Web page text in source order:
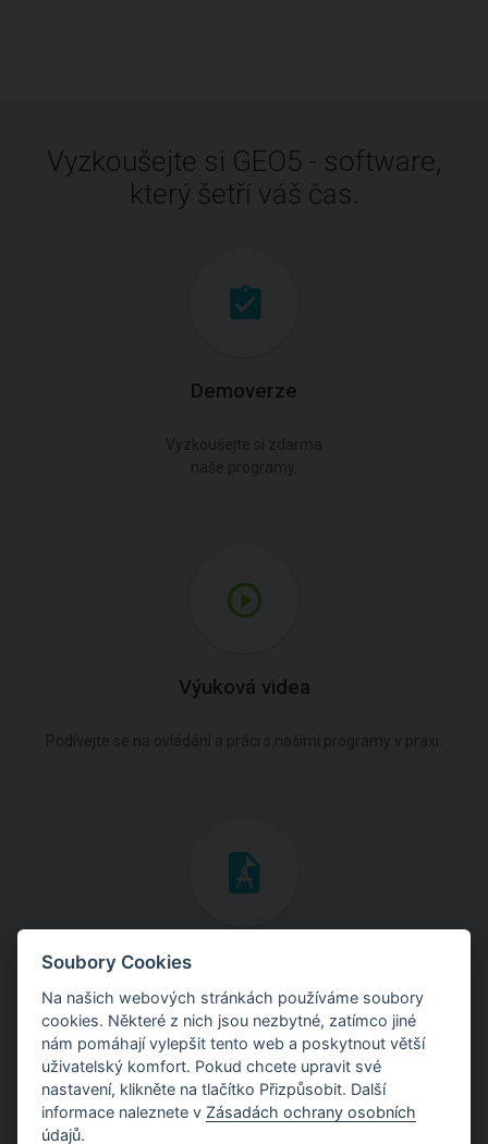
Vyzkoušejte si GEO5 - software,
který šetří váš čas.
Demoverze
Výuková videa
Inženýrské manuály
Stáhněte si manuály s teoretickými i praktickými ukázkami
použití programů.
Soubory Cookies
Na našich webových stránkách používáme soubory
cookies. Některé z nich jsou nezbytné, zatímco jiné
nám pomáhají vylepšit tento web a poskytnout větší
uživatelský komfort. Pokud chcete upravit své
nastavení, klikněte na tlačítko Přizpůsobit. Další
informace naleznete v Zásadách ochrany osobních
údajů.